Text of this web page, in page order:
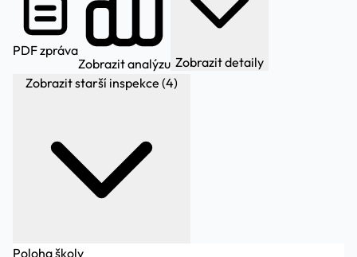
PDF zpráva
Zobrazit analýzu Zobrazit detaily
Zobrazit starší inspekce (4)
Poloha školy